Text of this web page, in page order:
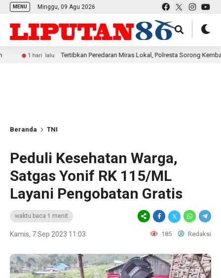
MENU Minggu, 09 Agu 2026
hari lalu Tertibkan Peredaran Miras Lokal, Polresta Sorong Kembali
Beranda TNI
Peduli Kesehatan Warga,
Satgas Yonif RK 115/ML
Layani Pengobatan Gratis
waktu baca 1 menit
Kamis, 7 Sep 2023 11:03 185 Redaksi